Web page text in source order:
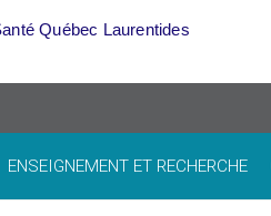
Québec Laurentides
ENSEIGNEMENT ET RECHERCHE